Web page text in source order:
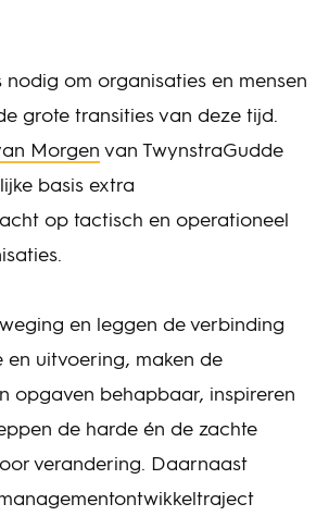
nodig om organisaties en mensen
grote transities van deze tijd.
Morgen van TwynstraGudde
basis extra
op tactisch en operationeel
en leggen de verbinding
en uitvoering, maken de
opgaven behapbaar, inspireren
de harde én de zachte
verandering. Daarnaast